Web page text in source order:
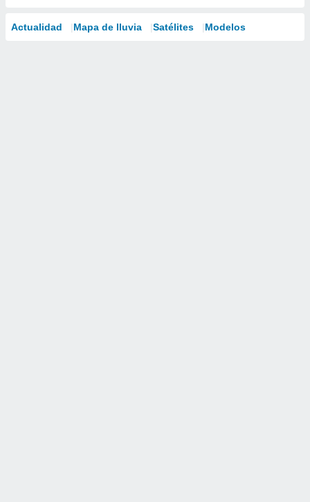
Actualidad Mapa de lluvia Satélites Modelos